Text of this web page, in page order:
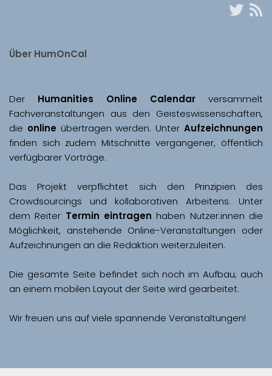
Über HumOnCal
Der Humanities Online Calendar versammelt
Fachveranstaltungen aus den Geisteswissenschaften,
die online übertragen werden. Unter Aufzeichnungen
finden sich zudem Mitschnitte vergangener, öffentlich
Das Projekt verpflichtet sich den Prinzipien des
Crowdsourcings und kollaborativen Arbeitens. Unter
dem Reiter Termin eintragen haben Nutzer:innen die
Möglichkeit, anstehende Online-Veranstaltungen oder
Aufzeichnungen an die Redaktion weiterzuleiten.
Die gesamte Seite befindet sich noch im Aufbau; auch
Wir freuen uns auf viele spannende Veranstaltungen!